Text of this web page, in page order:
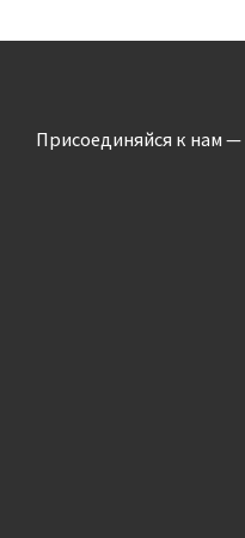
Присоединяйся к нам